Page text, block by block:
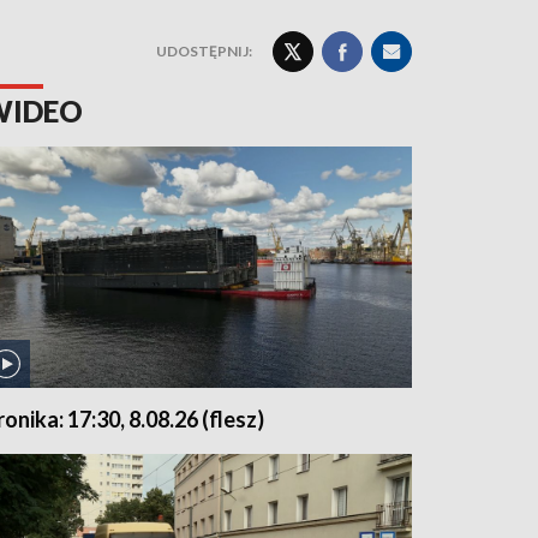
UDOSTĘPNIJ:
17:30, 8.08.26 (flesz)